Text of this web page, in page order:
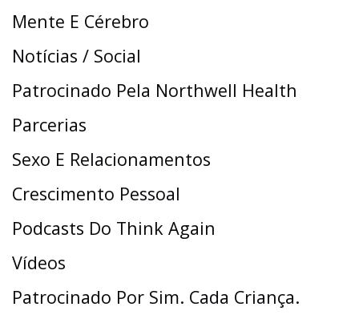
Mente E Cérebro
Notícias / Social
Patrocinado Pela Northwell Health
Parcerias
Sexo E Relacionamentos
Crescimento Pessoal
Podcasts Do Think Again
Vídeos
Patrocinado Por Sim. Cada Criança.